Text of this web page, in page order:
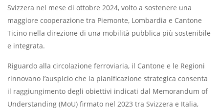
Svizzera nel mese di ottobre 2024, volto a sostenere una
maggiore cooperazione tra Piemonte, Lombardia e Cantone
Ticino nella direzione di una mobilità pubblica più sostenibile
e integrata.
Riguardo alla circolazione ferroviaria, il Cantone e le Regioni
rinnovano l’auspicio che la pianificazione strategica consenta
il raggiungimento degli obiettivi indicati dal Memorandum of
Understanding (MoU) firmato nel 2023 tra Svizzera e Italia,